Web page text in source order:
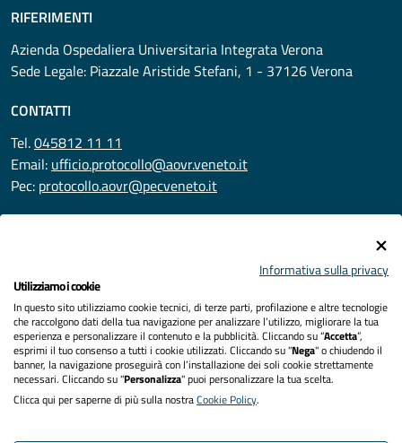
RIFERIMENTI
Azienda Ospedaliera Universitaria Integrata Verona
Sede Legale: Piazzale Aristide Stefani, 1 - 37126 Verona
CONTATTI
Tel.045812 11 11
Email: ufficio.protocollo@aovr.veneto.it
Pec: protocollo.aovr@pecveneto.it
Privacy
Accessibilità
Note legali
Informativa sulla privacy
Utilizziamo i cookie
In questo sito utilizziamo cookie tecnici, di terze parti, profilazione e altre tecnologie
che raccolgono dati della tua navigazione per analizzare l’utilizzo, migliorare la tua
esperienza e personalizzare il contenuto e la pubblicità. Cliccando su “Accetta”,
esprimi il tuo consenso a tutti i cookie utilizzati. Cliccando su "Nega" o chiudendo il
banner, la navigazione proseguirà con l’installazione dei soli cookie strettamente
necessari. Cliccando su "Personalizza" puoi personalizzare la tua scelta.
Clicca qui per saperne di più sulla nostraCookie Policy.